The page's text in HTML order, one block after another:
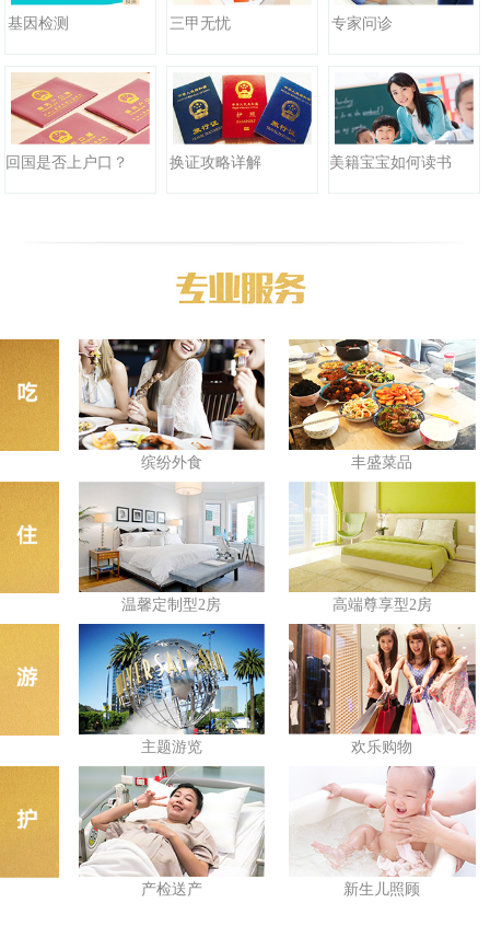
基因检测 三甲无忧 专家问诊
回国是否上户口？ 换证攻略详解 美籍宝宝如何读书
缤纷外食 丰盛菜品
温馨定制型2房 高端尊享型2房
主题游览 欢乐购物
产检送产 新生儿照顾